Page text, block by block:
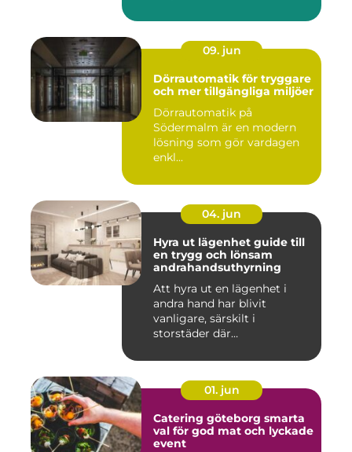
09. jun
Dörrautomatik för tryggare
och mer tillgängliga miljöer
Dörrautomatik på
Södermalm är en modern
lösning som gör vardagen
enkl...
04. jun
Hyra ut lägenhet guide till
en trygg och lönsam
andrahandsuthyrning
Att hyra ut en lägenhet i
andra hand har blivit
vanligare, särskilt i
storstäder där
01. jun
Catering göteborg smarta
val för god mat och lyckade
event